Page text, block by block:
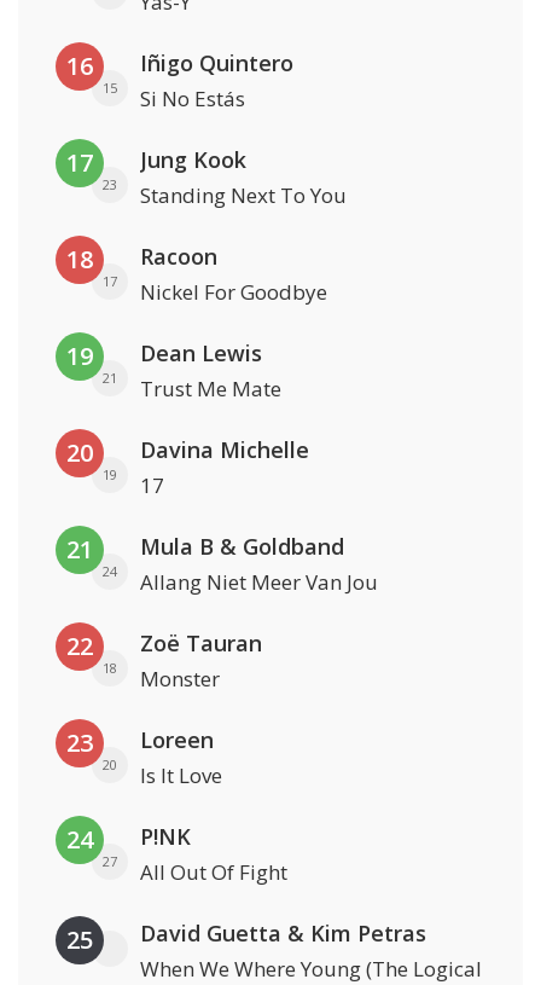
16
15
Iñigo Quintero
Si No Estás
17
23
Jung Kook
Standing Next To You
18
17
Racoon
Nickel For Goodbye
19
21
Dean Lewis
Trust Me Mate
20
19
Davina Michelle
17
21
24
Mula B & Goldband
Allang Niet Meer Van Jou
22
18
Zoë Tauran
Monster
23
20
Loreen
Is It Love
24
27
P!NK
All Out Of Fight
25 David Guetta & Kim Petras
When We Where Young (The Logical